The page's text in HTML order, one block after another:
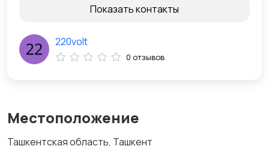
Местоположение
Ташкентская область, Ташкент
Показать контакты
220volt
0 отзывов